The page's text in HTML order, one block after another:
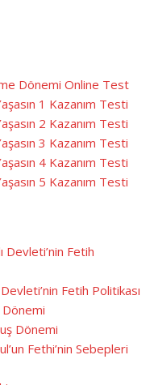
Dönemi Online Test
1 Kazanım Testi
2 Kazanım Testi
3 Kazanım Testi
4 Kazanım Testi
5 Kazanım Testi
Devleti’nin Fetih
Fetih Politikası
Dönemi
Dönemi
Fethi’nin Sebepleri